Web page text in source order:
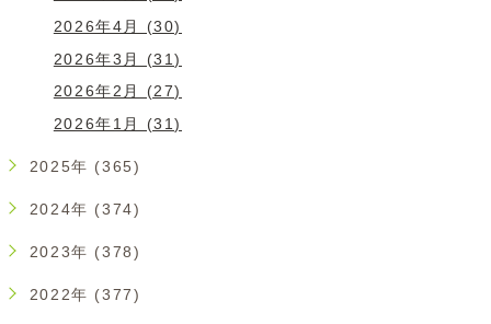
2026年4月 (30)
2026年3月 (31)
2026年2月 (27)
2026年1月 (31)
2025年 (365)
2024年 (374)
2023年 (378)
2022年 (377)